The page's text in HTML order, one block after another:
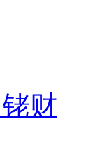
铑财